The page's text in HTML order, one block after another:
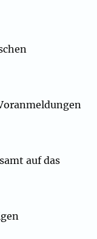
auf das